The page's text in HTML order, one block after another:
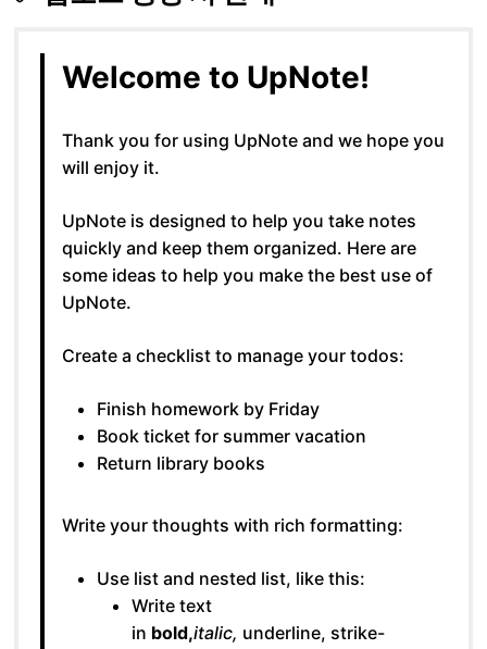
Welcome to UpNote!
Thank you for using UpNote and we hope you
will enjoy it.
UpNote is designed to help you take notes
quickly and keep them organized. Here are
some ideas to help you make the best use of
UpNote.
Create a checklist to manage your todos:
Finish homework by Friday
Book ticket for summer vacation
Return library books
Write your thoughts with rich formatting:
Use list and nested list, like this:
Write text
in bold,italic, underline, strike-